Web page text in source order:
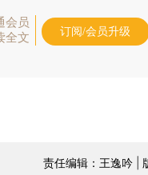
会员
全文
订阅/会员升级
责任编辑：王逸吟 |